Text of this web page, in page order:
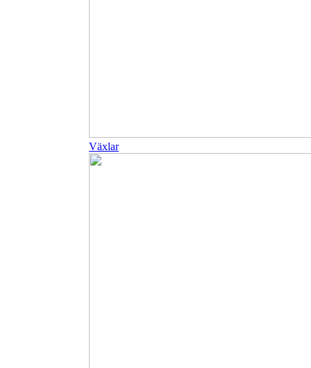
Växlar